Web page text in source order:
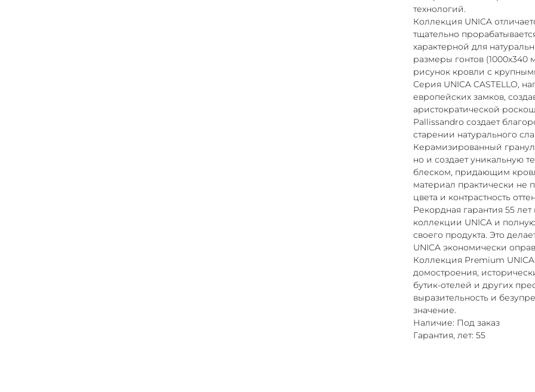
технологий.
Коллекция UNICA
тщательно
характерной для
размеры гонтов (1000x340
рисунок кровли с
Серия UNICA CASTELLO,
европейских замков,
аристократической
Pallissandro создает
старении натурального
Керамизированный
но и создает уникальную
блеском, придающим
материал практически не
цвета и контрастность
Рекордная гарантия 55
коллекции UNICA и
своего продукта. Это
UNICA экономически
Коллекция Premium
домостроения,
бутик-отелей и других
выразительность и
значение.
Наличие: Под заказ
Гарантия, лет: 55